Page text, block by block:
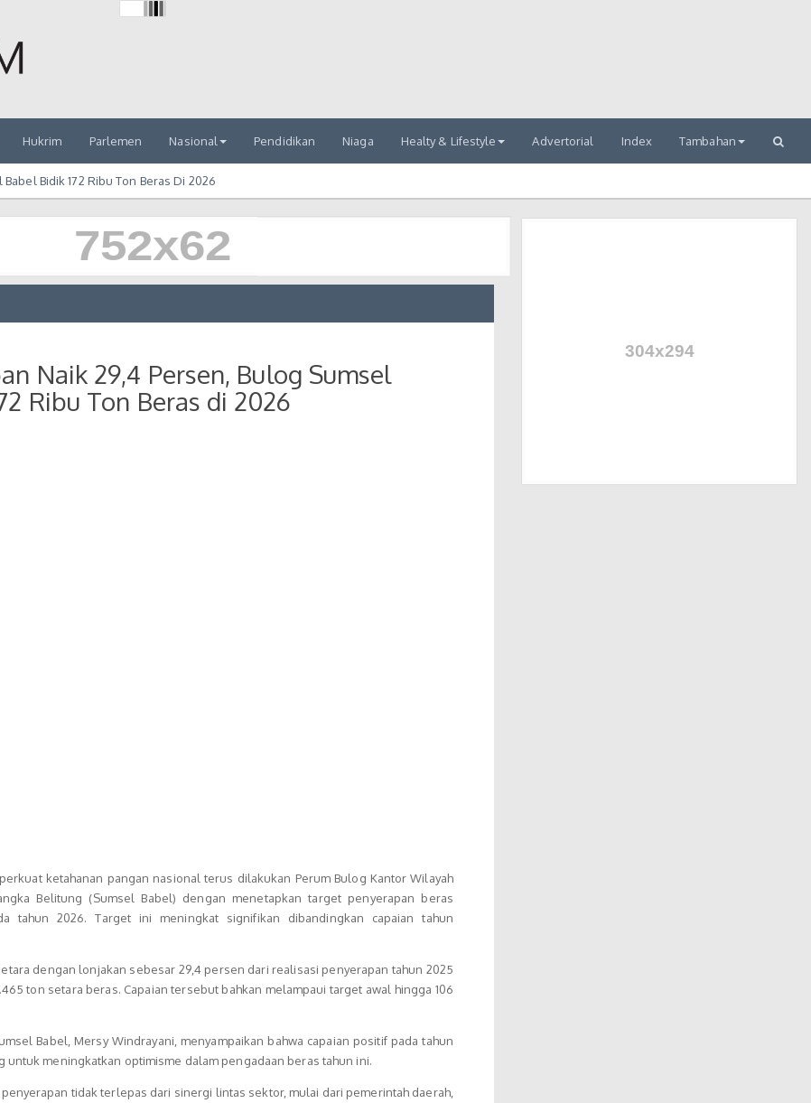
Hukrim Parlemen Nasional Pendidikan Niaga Healty & Lifestyle Advertorial Index Tambahan
Bidik 172 Ribu Ton Beras Di 2026
Naik 29,4 Persen, Bulog Sumsel
Ribu Ton Beras di 2026
ketahanan pangan nasional terus dilakukan Perum Bulog Kantor Wilayah
Belitung (Sumsel Babel) dengan menetapkan target penyerapan beras
tahun 2026. Target ini meningkat signifikan dibandingkan capaian tahun
dengan lonjakan sebesar 29,4 persen dari realisasi penyerapan tahun 2025
ton setara beras. Capaian tersebut bahkan melampaui target awal hingga 106
Babel, Mersy Windrayani, menyampaikan bahwa capaian positif pada tahun
untuk meningkatkan optimisme dalam pengadaan beras tahun ini.
tidak terlepas dari sinergi lintas sektor, mulai dari pemerintah daerah,